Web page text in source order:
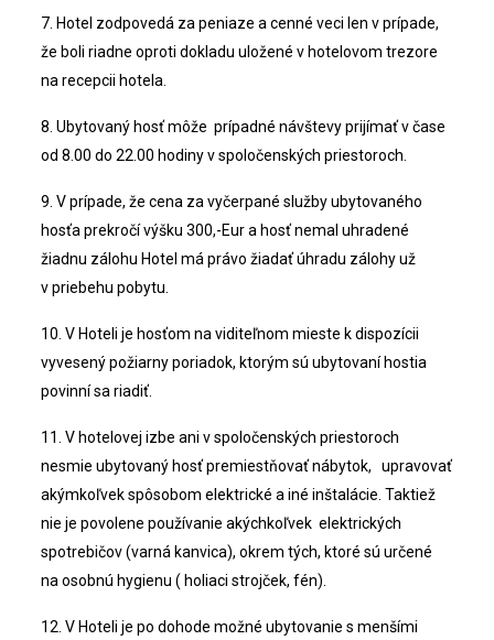
7. Hotel zodpovedá za peniaze a cenné veci len v prípade,
že boli riadne oproti dokladu uložené v hotelovom trezore
na recepcii hotela.
8. Ubytovaný hosť môže prípadné návštevy prijímať v čase
od 8.00 do 22.00 hodiny v spoločenských priestoroch.
9. V prípade, že cena za vyčerpané služby ubytovaného
hosťa prekročí výšku 300,-Eur a hosť nemal uhradené
žiadnu zálohu Hotel má právo žiadať úhradu zálohy už
v priebehu pobytu.
10. V Hoteli je hosťom na viditeľnom mieste k dispozícii
vyvesený požiarny poriadok, ktorým sú ubytovaní hostia
povinní sa riadiť.
11. V hotelovej izbe ani v spoločenských priestoroch
nesmie ubytovaný hosť premiestňovať nábytok, upravovať
akýmkoľvek spôsobom elektrické a iné inštalácie. Taktiež
nie je povolene používanie akýchkoľvek elektrických
spotrebičov (varná kanvica), okrem tých, ktoré sú určené
na osobnú hygienu ( holiaci strojček, fén).
12. V Hoteli je po dohode možné ubytovanie s menšími